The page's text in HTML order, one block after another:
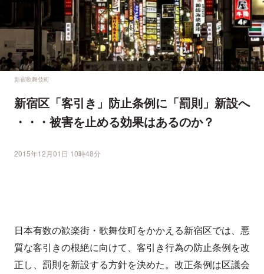
新宿歌舞伎町
新宿区「客引き」防止条例に「罰則」新設へ
・・・被害を止める効果はあるのか？
2015年12月01日 10時48分
日本有数の歓楽街・歌舞伎町をかかえる新宿区では、悪
質な客引きの根絶に向けて、客引き行為の防止条例を改
正し、罰則を新設する方針を決めた。改正条例は区議会